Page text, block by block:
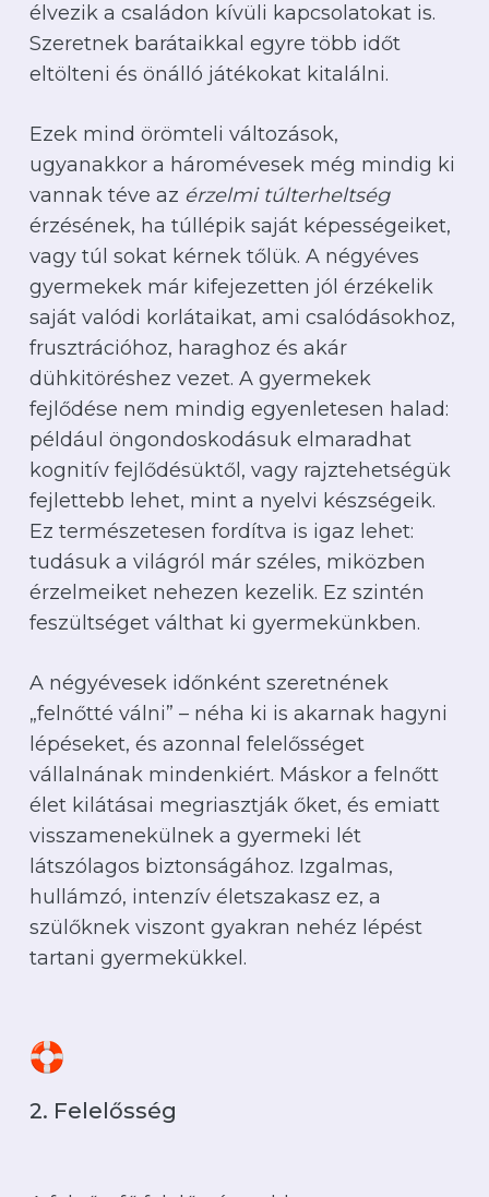
élvezik a családon kívüli kapcsolatokat is.
Szeretnek barátaikkal egyre több időt
eltölteni és önálló játékokat kitalálni.
Ezek mind örömteli változások,
ugyanakkor a háromévesek még mindig ki
vannak téve az érzelmi túlterheltség
érzésének, ha túllépik saját képességeiket,
vagy túl sokat kérnek tőlük. A négyéves
gyermekek már kifejezetten jól érzékelik
saját valódi korlátaikat, ami csalódásokhoz,
frusztrációhoz, haraghoz és akár
dühkitöréshez vezet. A gyermekek
fejlődése nem mindig egyenletesen halad:
például öngondoskodásuk elmaradhat
kognitív fejlődésüktől, vagy rajztehetségük
fejlettebb lehet, mint a nyelvi készségeik.
Ez természetesen fordítva is igaz lehet:
tudásuk a világról már széles, miközben
érzelmeiket nehezen kezelik. Ez szintén
feszültséget válthat ki gyermekünkben.
A négyévesek időnként szeretnének
„felnőtté válni” – néha ki is akarnak hagyni
lépéseket, és azonnal felelősséget
vállalnának mindenkiért. Máskor a felnőtt
élet kilátásai megriasztják őket, és emiatt
visszamenekülnek a gyermeki lét
látszólagos biztonságához. Izgalmas,
hullámzó, intenzív életszakasz ez, a
szülőknek viszont gyakran nehéz lépést
tartani gyermekükkel.
2. Felelősség